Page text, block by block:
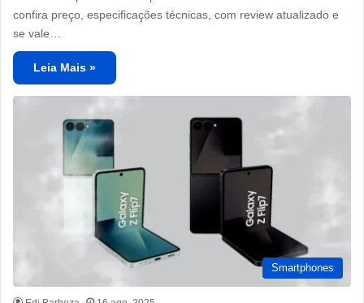
confira preço, especificações técnicas, com review atualizado e
se vale…
Leia Mais »
Smartphones